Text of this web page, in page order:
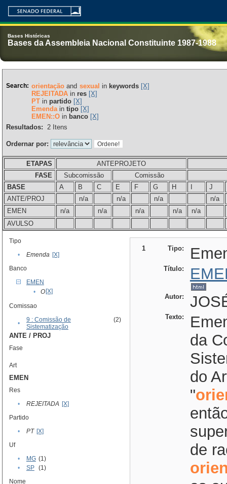
Bases Históricas
Bases da Assembleia Nacional Constituinte 1987-1988
Search: orientaçãoand sexual in keywords [X]
REJEITADAin res [X]
PTin partido [X]
Emendain tipo [X]
EMEN::Oin banco [X]
Resultados: 2Itens
Ordernar por:
ETAPAS
ANTEPROJETO
FASE
Subcomissão
Comissão
BASE
A B C E F G H
J
ANTE/PROJ
n/a n/a n/a
n/a
EMEN
n/a n/a n/a n/a
n/a
AVULSO
Tipo
•
Emenda [X]
Banco
EMEN
•
O [X]
Comissao
•
9 : Comissão de
Sistematização
(2)
ANTE / PROJ
Fase
Art
EMEN
Res
•
REJEITADA [X]
Partido
•
PT [X]
Uf
•
MG (1)
•
SP (1)
Nome
1 Tipo:
Título:
Autor:
Texto:
da
do
"
de